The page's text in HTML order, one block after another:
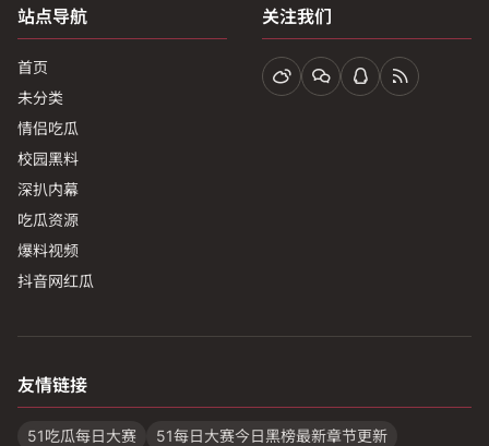
站点导航
首页
未分类
情侣吃瓜
校园黑料
深扒内幕
吃瓜资源
爆料视频
抖音网红瓜
关注我们
友情链接
51吃瓜每日大赛
51每日大赛今日黑榜最新章节更新